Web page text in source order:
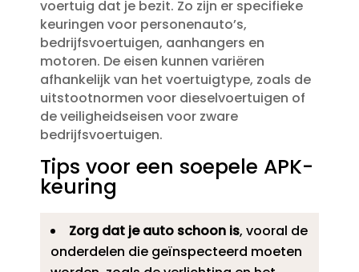
voertuig dat je bezit.​ Zo zijn er specifieke
keuringen voor personenauto’s,
bedrijfsvoertuigen, aanhangers en
motoren.​ De eisen kunnen variëren
afhankelijk van het voertuigtype, zoals de
uitstootnormen voor dieselvoertuigen of
de veiligheidseisen voor zware
bedrijfsvoertuigen.​
Tips voor een soepele APK-
keuring
Zorg dat je auto schoon is, vooral de
onderdelen die geïnspecteerd moeten